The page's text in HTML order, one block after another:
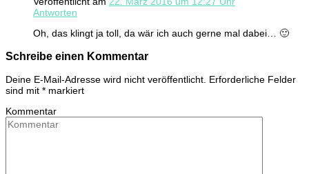
Antworten
Oh, das klingt ja toll, da wär ich auch gerne mal dabei… 🙂
Schreibe einen Kommentar
Deine E-Mail-Adresse wird nicht veröffentlicht. Erforderliche Felder
sind mit * markiert
Kommentar